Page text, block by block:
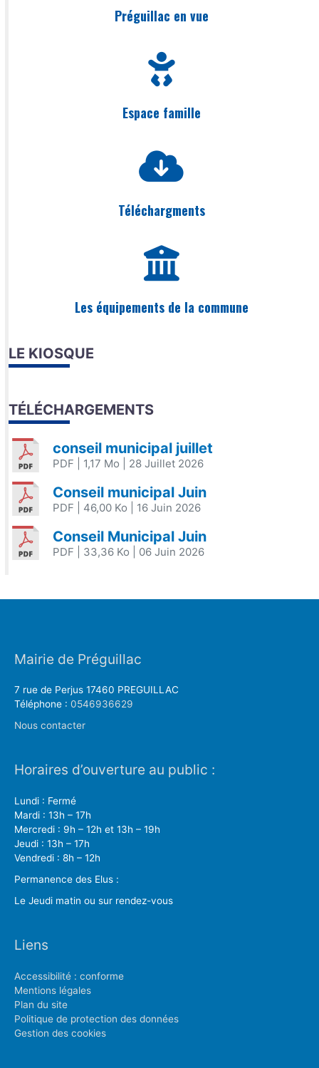
Préguillac en vue
Espace famille
Téléchargments
Les équipements de la commune
LE KIOSQUE
TÉLÉCHARGEMENTS
conseil municipal juillet
PDF | 1,17 Mo | 28 Juillet 2026
Conseil municipal Juin
PDF | 46,00 Ko | 16 Juin 2026
Conseil Municipal Juin
PDF | 33,36 Ko | 06 Juin 2026
Mairie de Préguillac
7 rue de Perjus 17460 PREGUILLAC
Téléphone : 0546936629
Nous contacter
Horaires d’ouverture au public :
Lundi : Fermé
Mardi : 13h – 17h
Mercredi : 9h – 12h et 13h – 19h
Jeudi : 13h – 17h
Vendredi : 8h – 12h
Permanence des Elus :
Le Jeudi matin ou sur rendez-vous
Liens
Accessibilité : conforme
Mentions légales
Plan du site
Politique de protection des données
Gestion des cookies